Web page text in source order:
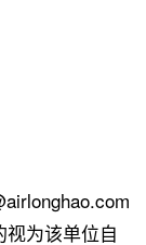
为该单位自